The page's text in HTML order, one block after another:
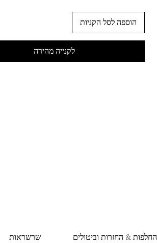
הוספה לסל הקניות
לקנייה מהירה
שרשראות
החלפות & החזרות וביטולים